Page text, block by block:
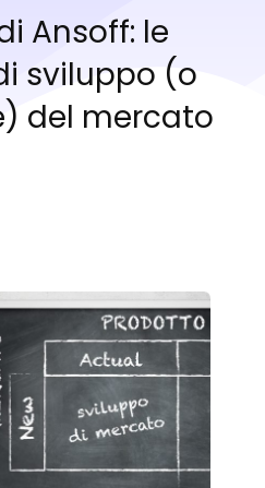
Ansoff: le
sviluppo (o
del mercato